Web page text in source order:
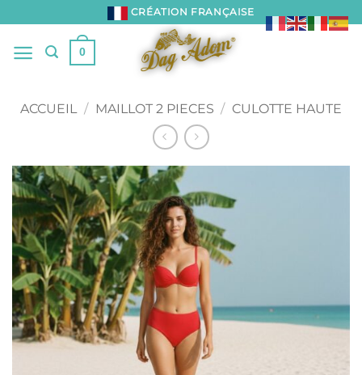
au
contenu
CRÉATION FRANÇAISE
0
ACCUEIL / MAILLOT 2 PIECES / CULOTTE HAUTE